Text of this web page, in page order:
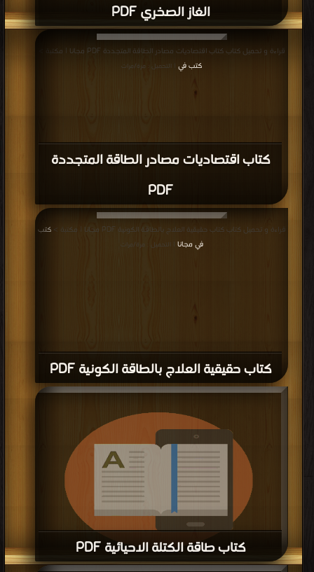
الغاز الصخري PDF
كتاب اقتصاديات مصادر الطاقة المتجددة
PDF
قراءة و تحميل كتاب كتاب اقتصاديات مصادر الطاقة المتجددة PDF مجانا | مكتبة >
كتب في
| التحميل : مرة/مرات
كتاب حقيقية العلاج بالطاقة الكونية PDF
قراءة و تحميل كتاب كتاب حقيقية العلاج بالطاقة الكونية PDF مجانا | مكتبة >
كتب
في مجانا | التحميل : مرة/مرات
كتاب طاقة الكتلة الاحيائية PDF